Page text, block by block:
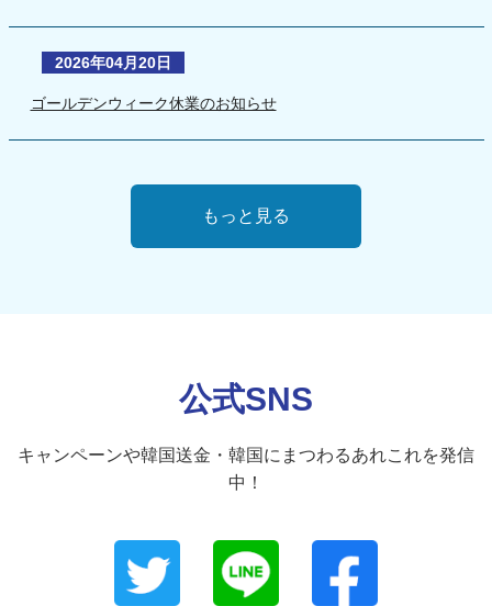
2026年04月20日
ゴールデンウィーク休業のお知らせ
もっと見る
公式SNS
キャンペーンや韓国送金・韓国にまつわるあれこれを発信
中！